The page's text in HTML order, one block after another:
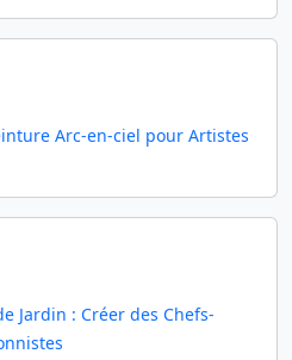
Arc-en-ciel pour Artistes
Jardin : Créer des Chefs-